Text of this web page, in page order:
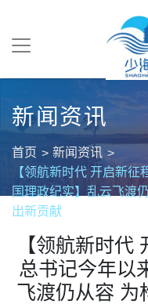
新闻资讯
首页
新闻资讯
【领航新时代 开启新
国理政纪实】乱云飞渡
出新贡献
【领航新时
总书记今年以
飞渡仍从容 为